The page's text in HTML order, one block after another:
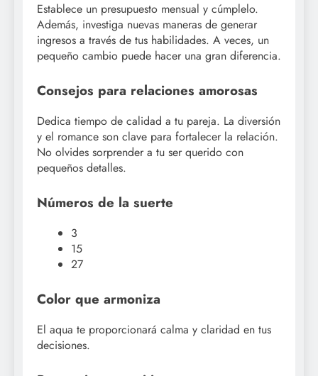
Establece un presupuesto mensual y cúmplelo.
Además, investiga nuevas maneras de generar
ingresos a través de tus habilidades. A veces, un
pequeño cambio puede hacer una gran diferencia.
Consejos para relaciones amorosas
Dedica tiempo de calidad a tu pareja. La diversión
y el romance son clave para fortalecer la relación.
No olvides sorprender a tu ser querido con
pequeños detalles.
Números de la suerte
3
15
27
Color que armoniza
El aqua te proporcionará calma y claridad en tus
decisiones.